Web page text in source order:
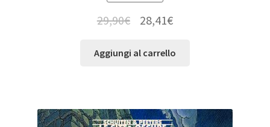
29,90€ 28,41€
Aggiungi al carrello